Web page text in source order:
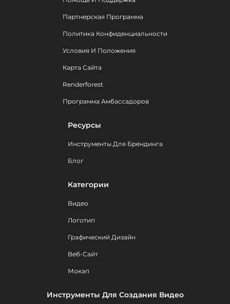
Партнерская Программа
Политика Конфиденциальности
Условия И Положения
Карта Сайта
Renderforest
Программа Амбассадоров
Ресурсы
Инструменты Для Брендинга
Блог
Категории
Видео
Логотип
Графический Дизайн
Веб-Сайт
Мокап
Инструменты Для Создания Видео